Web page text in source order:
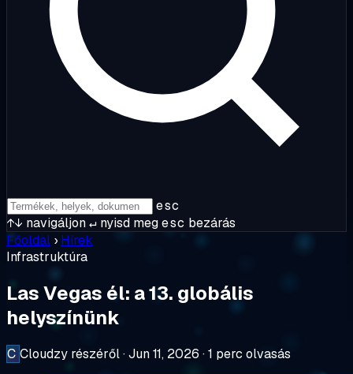
esc
↑↓ navigáljon↵ nyisd megesc bezárás
Főoldal › Hírek
Infrastruktúra
Las Vegas él: a 13. globális
helyszínünk
C Cloudzy részéről·Jun 11, 2026 ·1 perc olvasás